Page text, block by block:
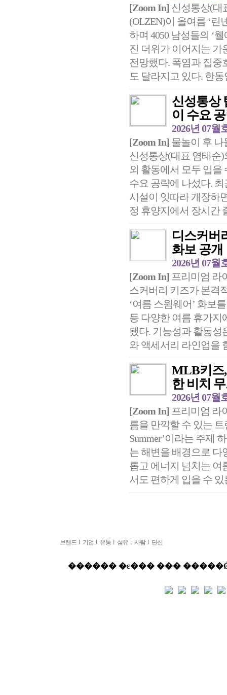
[Zoom In] 신성통상(대
(OLZEN)이 올여름 ‘린
하며 4050 남성들의 ‘
진 더위가 이어지는 가
전망했다. 폭염과 집중
도 달라지고 있다. 한
신성통상
이 수요
2026년 07월
[Zoom In] 물놀이 후
신성통상(대표 염태순)
외 활동에서 모두 입을
수요 공략에 나섰다.
시설이 잇따라 개장하
정 휴양지에서 장시간
디스커버
화보 공개
2026년 07월
[Zoom In] 프리미엄 라
스커버리 키즈가 본격
‘여름 스윔웨어’ 화보
등 다양한 여름 휴가지
됐다. 기능성과 활동성
와 액세서리 라인업을
MLB키즈
한 비치
2026년 07월
[Zoom In] 프리미엄 라
름을 만끽할 수 있는 트
Summer’이라는 주제
는 해변을 배경으로 다
롭고 에너지 넘치는 여
서도 편하게 입을 수
브랜드 l 기업 l 유통 l 섬유 l 사람l 단신